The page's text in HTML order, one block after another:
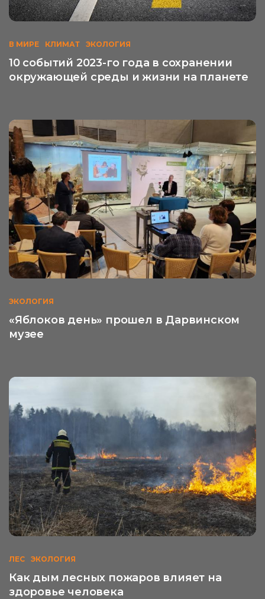
В МИРЕ КЛИМАТ ЭКОЛОГИЯ
10 событий 2023-го года в сохранении
окружающей среды и жизни на планете
ЭКОЛОГИЯ
«Яблоков день» прошел в Дарвинском
музее
ЛЕС ЭКОЛОГИЯ
Как дым лесных пожаров влияет на
здоровье человека